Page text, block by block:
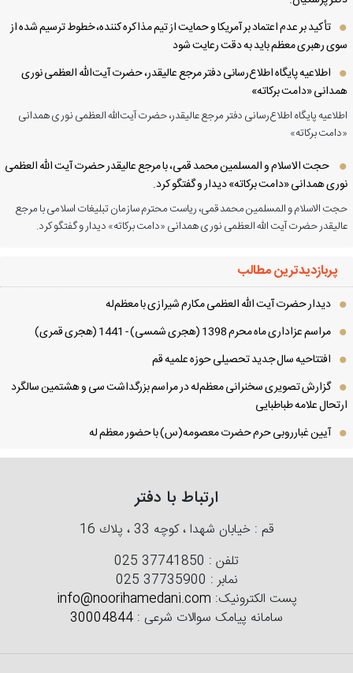
تأکید بر عدم اعتماد بر آمریکا و حمایت از تیم مذاکره کننده، خطوط ترسیم شده از
رهبری معظم باید به دقت رعایت شود
اطلاعیه پایگاه اطلاع‌رسانی دفتر مرجع عالیقدر، حضرت آیت‌الله العظمی نوری
«دامت برکاته»
پایگاه اطلاع‌رسانی دفتر مرجع عالیقدر، حضرت آیت‌الله العظمی نوری همدانی
برکاته»
حجت الاسلام و المسلمین محمد قمی، با مرجع عالیقدر حضرت آیت الله العظمی
همدانی «دامت برکاته» دیدار و گفتگو کرد.
الاسلام و المسلمین محمد قمی، ریاست محترم سازمان تبلیغات اسلامی با مرجع
حضرت آیت الله العظمی نوری همدانی «دامت برکاته» دیدار و گفتگو کرد.
پربازدیدترین مطالب
دیدار حضرت آیت الله العظمی مكارم شیرازی با معظم‌له
مراسم عزاداری ماه محرم 1398 (هجری شمسی) - 1441 (هجری قمری)
افتتاحیه سال جدید تحصیلی حوزه علمیه قم
گزارش تصویری سخنرانی معظم‌له در مراسم بزرگداشت سی و هشتمین سالگرد
علامه طباطبایی
آیین غبارروبی حرم حضرت معصومه(س) با حضور معظم له
ارتباط با دفتر
قم : خیابان شهدا ، كوچه 33 ، پلاك 16
تلفن :025 37741850
نمابر :025 37735900
پست الکترونیک:info@noorihamedani.com
سامانه پیامک سوالات شرعی : 30004844